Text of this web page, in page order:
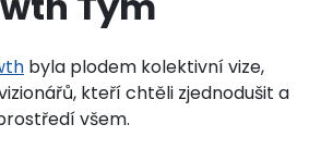
byla plodem kolektivní vize,
kteří chtěli zjednodušit a
všem.